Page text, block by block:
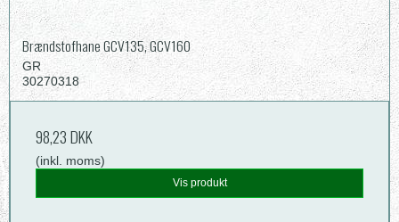
Brændstofhane GCV135, GCV160
GR
30270318
98,23 DKK
(inkl. moms)
Vis produkt